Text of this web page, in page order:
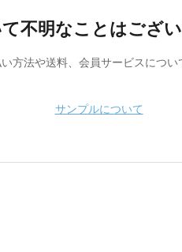
不明なことはござ
方法や送料、会員サービスにつ
サンプルについて